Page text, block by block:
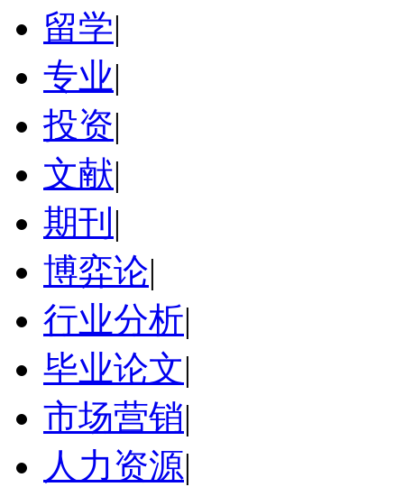
留学|
专业|
投资|
文献|
期刊 |
博弈论|
行业分析|
毕业论文|
市场营销|
人力资源|